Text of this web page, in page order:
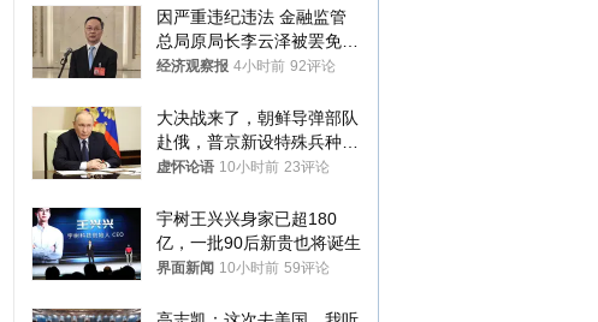
因严重违纪违法 金融监管
总局原局长李云泽被罢免全
国人大代表
经济观察报 4小时前 92评论
大决战来了，朝鲜导弹部队
赴俄，普京新设特殊兵种，
76岁老将扛旗
虚怀论语 10小时前 23评论
宇树王兴兴身家已超180
亿，一批90后新贵也将诞生
界面新闻 10小时前 59评论